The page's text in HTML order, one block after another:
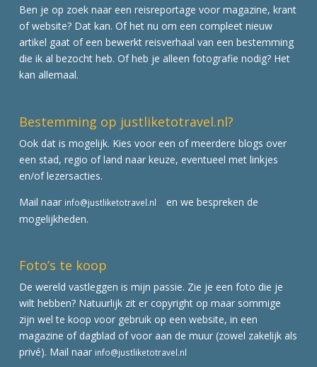
Ben je op zoek naar een reisreportage voor magazine, krant
of website? Dat kan. Of het nu om een compleet nieuw
artikel gaat of een bewerkt reisverhaal van een bestemming
die ik al bezocht heb. Of heb je alleen fotografie nodig? Het
kan allemaal.
Bestemming op justliketotravel.nl?
Ook dat is mogelijk. Kies voor een of meerdere blogs over
een stad, regio of land naar keuze, eventueel met linkjes
en/of lezersacties.
Mail naar info@justliketotravel.nl
en we bespreken de
mogelijkheden.
Foto’s te koop
De wereld vastleggen is mijn passie. Zie je een foto die je
wilt hebben? Natuurlijk zit er copyright op maar sommige
zijn wel te koop voor gebruik op een website, in een
magazine of dagblad of voor aan de muur (zowel zakelijk als
privé). Mail naar info@justliketotravel.nl